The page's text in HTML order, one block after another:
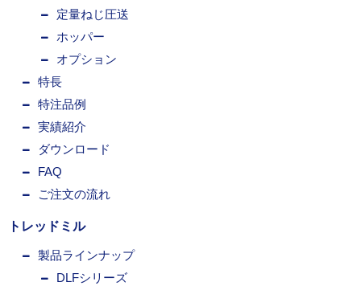
定量ねじ圧送
ホッパー
オプション
特長
特注品例
実績紹介
ダウンロード
FAQ
ご注文の流れ
トレッドミル
製品ラインナップ
DLFシリーズ